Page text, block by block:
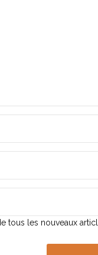
tous les nouveaux